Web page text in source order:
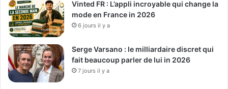
Vinted FR : L’appli incroyable qui change la
mode en France in 2026
6 jours il y a
Serge Varsano : le milliardaire discret qui
fait beaucoup parler de lui in 2026
7 jours il y a